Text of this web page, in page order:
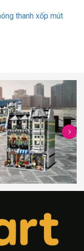
thanh xốp mút